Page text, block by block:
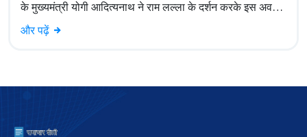
के मुख्यमंत्री योगी आदित्यनाथ ने राम लल्ला के दर्शन करके इस अवसर
की शोभा बढ़ाई। यह तीन दिवसीय कार्यक्रम धार्मिक व सांस्कृतिक
महत्व की जीवंतता को दर्शाता है जिसमें देश भर के लोग भाग ले रहे हैं।
और पढ़ें